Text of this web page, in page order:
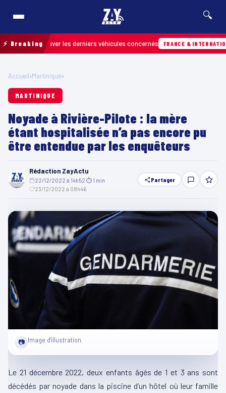
🔍
⚡ Breaking
retrouver les derniers véhicules concernés FRANCE & INTERNATIONALE
Accueil›Martinique›
MARTINIQUE
Noyade à Rivière-Pilote : la mère
étant hospitalisée n’a pas encore pu
être entendue par les enquêteurs
Rédaction ZayActu
22/12/2022 à 14h52 ⏱ 1 min
23/12/2022 à 08h46
Partager
📷 Image d'illustration.
Le 21 décembre 2022, deux enfants âgés de 1 et 3 ans sont
décédés par noyade dans la piscine d’un hôtel où leur famille